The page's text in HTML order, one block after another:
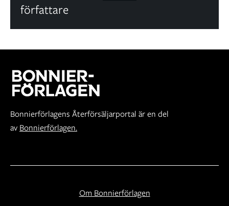
författare
Bonnierförlagens Återförsäljarportal är en del
av Bonnierförlagen.
Om Bonnierförlagen